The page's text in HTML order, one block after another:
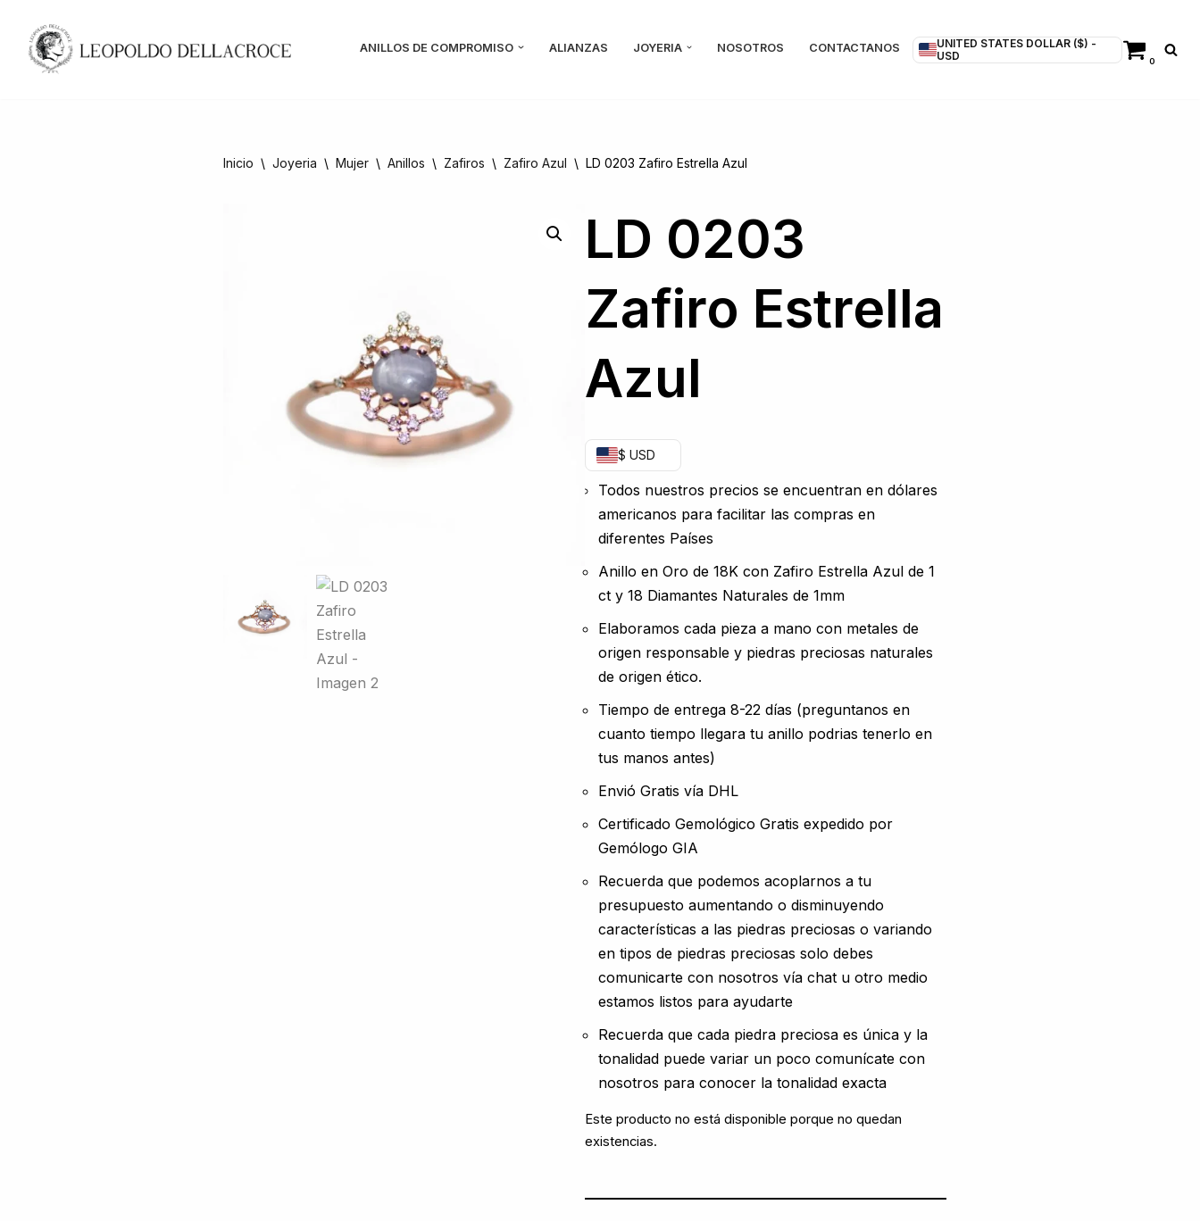
Saltar
ANILLOS DE COMPROMISO ALIANZAS JOYERIA NOSOTROS CONTACTANOS
UNITED STATES DOLLAR ($) -
USD
0
Inicio \ Joyeria \ Mujer \ Anillos \ Zafiros \ Zafiro Azul \ LD 0203 Zafiro Estrella Azul
LD 0203
Zafiro Estrella
Azul
$ USD
Todos nuestros precios se encuentran en dólares
americanos para facilitar las compras en
diferentes Países
Anillo en Oro de 18K con Zafiro Estrella Azul de 1
ct y 18 Diamantes Naturales de 1mm
Elaboramos cada pieza a mano con metales de
origen responsable y piedras preciosas naturales
de origen ético.
Tiempo de entrega 8-22 días (preguntanos en
cuanto tiempo llegara tu anillo podrias tenerlo en
tus manos antes)
Envió Gratis vía DHL
Certificado Gemológico Gratis expedido por
Gemólogo GIA
Recuerda que podemos acoplarnos a tu
presupuesto aumentando o disminuyendo
características a las piedras preciosas o variando
en tipos de piedras preciosas solo debes
comunicarte con nosotros vía chat u otro medio
estamos listos para ayudarte
Recuerda que cada piedra preciosa es única y la
tonalidad puede variar un poco comunícate con
nosotros para conocer la tonalidad exacta
Este producto no está disponible porque no quedan
existencias.